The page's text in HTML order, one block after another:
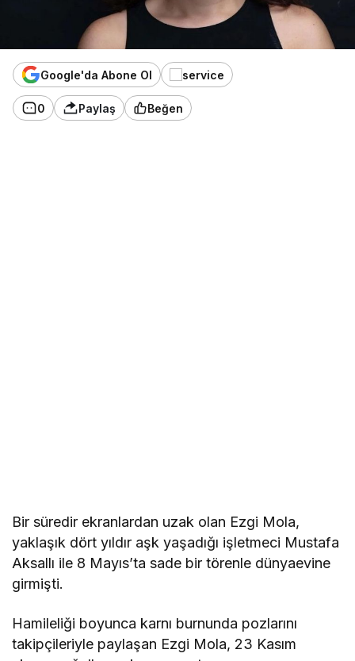
Google'da Abone Ol
0 Paylaş Beğen
Bir süredir ekranlardan uzak olan Ezgi Mola,
yaklaşık dört yıldır aşk yaşadığı işletmeci Mustafa
Aksallı ile 8 Mayıs’ta sade bir törenle dünyaevine
girmişti.
Hamileliği boyunca karnı burnunda pozlarını
takipçileriyle paylaşan Ezgi Mola, 23 Kasım